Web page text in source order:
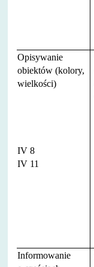
Opisywanie
obiektów (kolory,
wielkości)
IV 8
IV 11
Informowanie